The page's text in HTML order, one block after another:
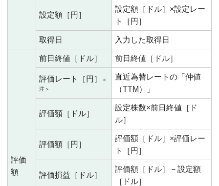
設定額［円］
設定額［ドル］×設定レー
ト［円］
取得日 入力した取得日
評価
額
前日終値［ドル］ 前日終値［ドル］
評価レート［円］
＜
注＞
直近為替レートの「仲値
（TTM）」
評価額［ドル］
設定株数×前日終値［ド
ル］
評価額［円］
評価額［ドル］×評価レー
ト［円］
評価損益［ドル］
評価額［ドル］－設定額
［ドル］